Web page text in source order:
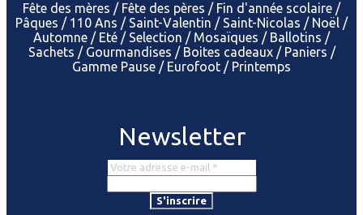
Fête des mères Fête des pères
Fin d'année scolaire
Pâques
110 Ans Saint-Valentin Saint-Nicolas
Noël
Automne
Eté Selection Mosaïques
Ballotins
Sachets
Gourmandises Boites cadeaux
Paniers
Gamme Pause
Eurofoot Printemps
Newsletter
S'inscrire